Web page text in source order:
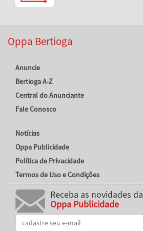
Oppa Bertioga
Anuncie
Bertioga A-Z
Central do Anunciante
Fale Conosco
Notícias
Oppa Publicidade
Política de Privacidade
Termos de Uso e Condições
Receba as novidades da
Oppa Publicidade